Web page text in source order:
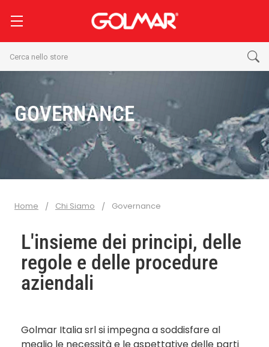
GOVERNANCE
Home Chi Siamo Governance
L'insieme dei principi, delle
regole e delle procedure
aziendali
Golmar Italia srl si impegna a soddisfare al